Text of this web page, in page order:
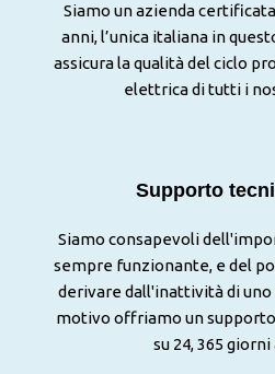
Siamo un azienda
anni, l’unica italiana in
assicura la qualità del ciclo
elettrica di tutti i
Supporto
Siamo consapevoli
sempre funzionante, e del
derivare dall'inattività di uno
motivo offriamo un
su 24, 365